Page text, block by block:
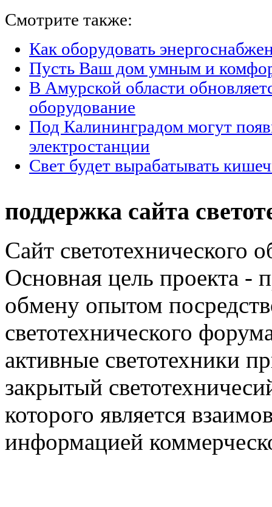
Смотрите также:
Как оборудовать
Пусть Ваш дом умным и
В Амурской области
оборудование
Под Калининградом могут
электростанции
Свет будет вырабатывать
поддержка сайта
Сайт светотехнического
Основная цель проекта -
обмену опытом
светотехнического
активные светотехники
закрытый
которого является
информацией